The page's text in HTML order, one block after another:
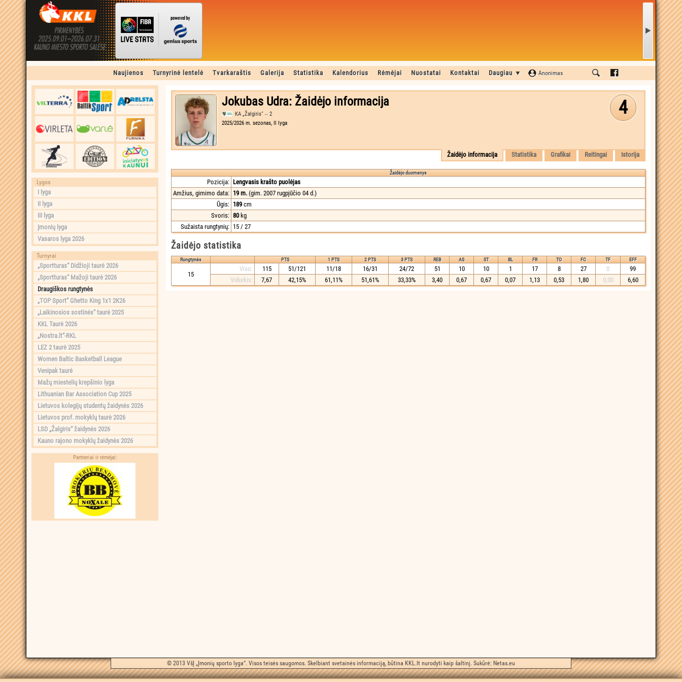
Naujienos Turnyrinė lentelė Tvarkaraštis Galerija Statistika Kalendorius Rėmėjai Nuostatai Kontaktai Daugiau ▼ Anonimas
Lygos
I lyga
II lyga
III lyga
Įmonių lyga
Vasaros lyga 2026
Turnyrai
„Sportturas“ Didžioji taurė 2026
„Sportturas“ Mažoji taurė 2026
Draugiškos rungtynės
„TOP Sport“ Ghetto King 1x1 2K26
„Laikinosios sostinės“ taurė 2025
KKL Taurė 2026
„Nostra.lt“-RKL
LEZ 2 taurė 2025
Women Baltic Basketball League
Venipak taurė
Mažų miestelių krepšinio lyga
Lithuanian Bar Association Cup 2025
Lietuvos kolegijų studentų žaidynės 2026
Lietuvos prof. mokyklų taurė 2026
LSD „Žalgiris“ žaidynės 2026
Kauno rajono mokyklų žaidynės 2026
Partneriai ir rėmėjai:
4
Jokubas Udra: Žaidėjo informacija
KA „Žalgiris“ ‒ 2
2025/2026 m. sezonas, II lyga
Žaidėjo informacija Statistika Grafikai Reitingai Istorija
Žaidėjo duomenys
Pozicija: Lengvasis krašto puolėjas
Amžius, gimimo data: 19 m. (gim. 2007 rugpjūčio 04 d.)
Ūgis: 189 cm
Svoris: 80kg
Sužaista rungtynių: 15 / 27
Žaidėjo statistika
Rungtynės PTS 1 PTS 2 PTS 3 PTS REB AS ST BL FR TO FC TF EFF
15
Viso: 115 51/121 11/18 16/31 24/72 51 10 10 1 17 8 27 0
99
Vidurkis:
7,67 42,15% 61,11% 51,61% 33,33% 3,40 0,67 0,67 0,07 1,13 0,53 1,80 0,00 6,60
© 2013 VšĮ „Įmonių sporto lyga“. Visos teisės saugomos. Skelbiant svetainės informaciją, būtina KKL.lt nurodyti kaip šaltinį. Sukūrė: Netas.eu